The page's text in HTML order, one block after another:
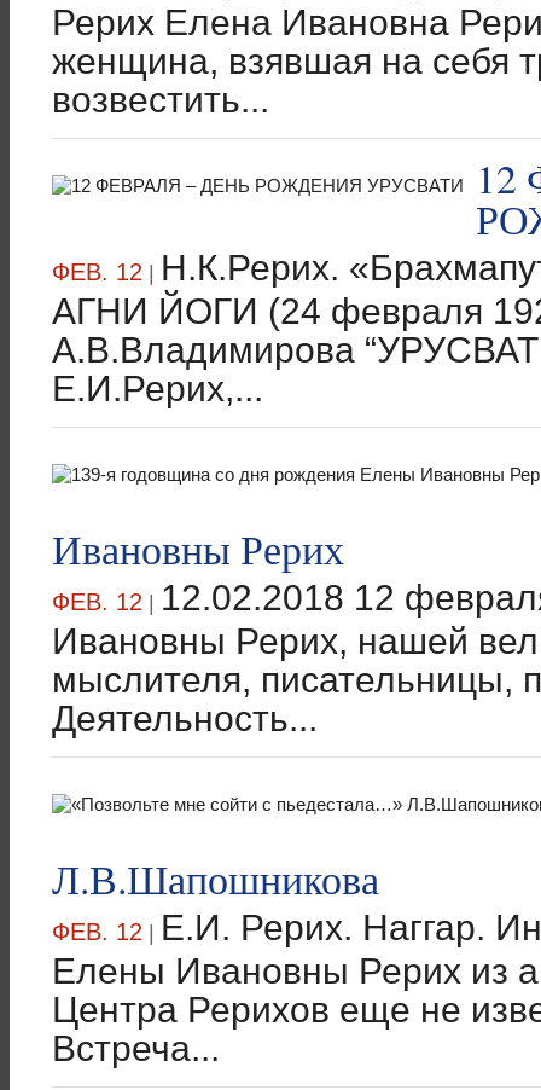
Рерих Елена Ивановна
женщина, взявшая на себя
возвестить...
12
ФЕВ. 12 | Н.К.Рерих.
АГНИ ЙОГИ (24 февраля
А.В.Владимирова
Е.И.Рерих,...
Ивановны Рерих
ФЕВ. 12 | 12.02.2018 12
Ивановны Рерих, нашей
мыслителя, писательницы,
Деятельность...
Л.В.Шапошникова
ФЕВ. 12 | Е.И. Рерих. Наггар.
Елены Ивановны Рерих из
Центра Рерихов еще не
Встреча...